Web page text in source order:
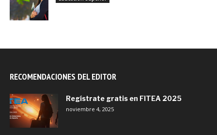
RECOMENDACIONES DEL EDITOR
Regístrate gratis en FITEA 2025
noviembre 4, 2025